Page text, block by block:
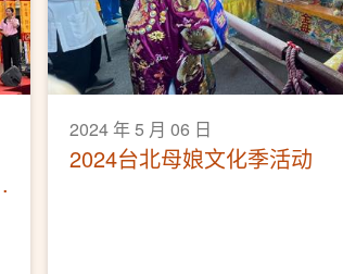
2024 年 5 月 06 日
2024台北母娘文化季活动